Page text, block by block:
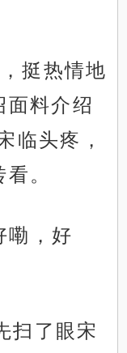
挺热情地
面料介绍
临头疼，
。
嘞，好
扫了眼宋